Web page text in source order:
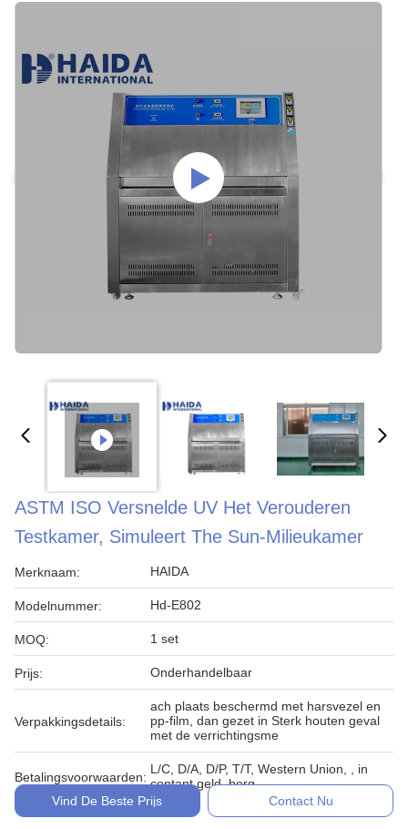
ASTM ISO Versnelde UV Het Verouderen
Testkamer, Simuleert The Sun-Milieukamer
Merknaam: HAIDA
Modelnummer: Hd-E802
MOQ: 1 set
Prijs: Onderhandelbaar
Verpakkingsdetails:
ach plaats beschermd met harsvezel en
pp-film, dan gezet in Sterk houten geval
met de verrichtingsme
Betalingsvoorwaarden:
L/C, D/A, D/P, T/T, Western Union, , in
contant geld, borg
Vind De Beste Prijs
Contact Nu